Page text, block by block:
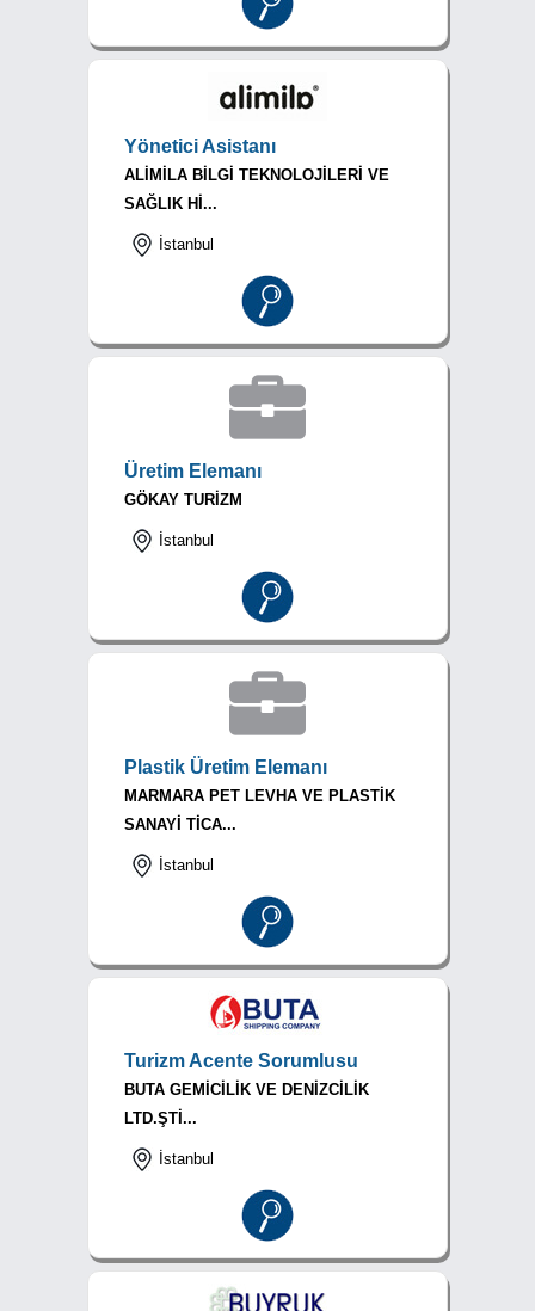
Yönetici Asistanı
ALİMİLA BİLGİ TEKNOLOJİLERİ VE
SAĞLIK Hİ...
İstanbul
Üretim Elemanı
GÖKAY TURİZM
İstanbul
Plastik Üretim Elemanı
MARMARA PET LEVHA VE PLASTİK
SANAYİ TİCA...
İstanbul
Turizm Acente Sorumlusu
BUTA GEMİCİLİK VE DENİZCİLİK
LTD.ŞTİ...
İstanbul